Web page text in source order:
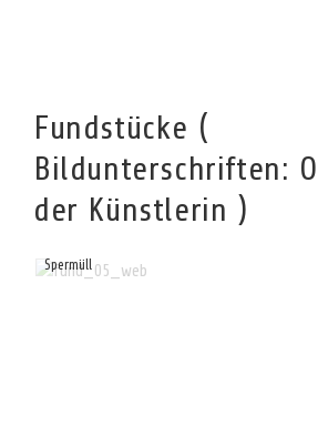
Fundstücke (
Bildunterschriften:
der Künstlerin )
Spermüll